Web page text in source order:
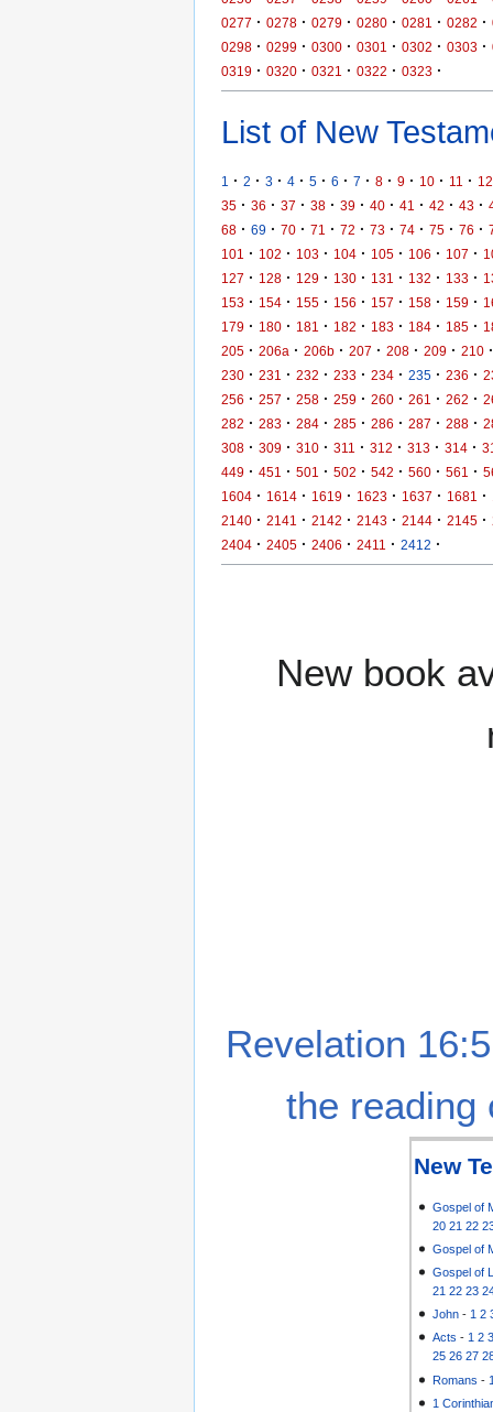
0277 · 0278 · 0279 · 0280 · 0281 · 0282 ·
0298 · 0299 · 0300 · 0301 · 0302 · 0303 ·
0319 · 0320 · 0321 · 0322 · 0323 ·
List of New
1 · 2 · 3 · 4 · 5 · 6 · 7 · 8 · 9 · 10 · 11 · 12
35 · 36 · 37 · 38 · 39 · 40 · 41 · 42 · 43 ·
68 · 69 · 70 · 71 · 72 · 73 · 74 · 75 · 76 ·
101
· 102 · 103 · 104 · 105 · 106 · 107 ·
127 · 128 · 129 · 130 · 131 · 132 · 133 ·
153 · 154 · 155 · 156 · 157 · 158 · 159 ·
179 · 180 · 181 · 182 · 183 · 184 · 185 ·
205 · 206a · 206b · 207 · 208 · 209 · 210 ·
230 · 231 · 232 · 233 · 234 · 235 · 236 ·
256 · 257 · 258 · 259 · 260 · 261 · 262 ·
282 · 283 · 284 · 285 · 286 · 287 · 288 ·
308 · 309 · 310 · 311 · 312 · 313 · 314 ·
449 · 451 · 501 · 502 · 542 · 560 · 561 ·
1604 · 1614 · 1619 · 1623 · 1637 · 1681 ·
2140 · 2141 · 2142 · 2143 · 2144 · 2145 ·
2404 · 2405 · 2406 · 2411 · 2412 ·
New book
Revelation
the reading
New
Gospel of
20 21 22
Gospel of
Gospel of
21 22 23
John - 1 2
Acts -1 2
25 26 27
Romans -
1